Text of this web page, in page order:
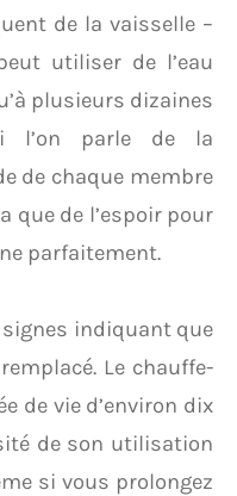
de la vaisselle –
utiliser de l’eau
plusieurs dizaines
parle de la
de chaque membre
que de l’espoir pour
parfaitement.
signes indiquant que
Le chauffe-
de vie d’environ dix
de son utilisation
si vous prolongez